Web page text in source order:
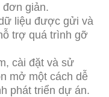
đơn giản.
liệu được gửi và
trợ quá trình gỡ
cài đặt và sử
mở một cách dễ
phát triển dự án.